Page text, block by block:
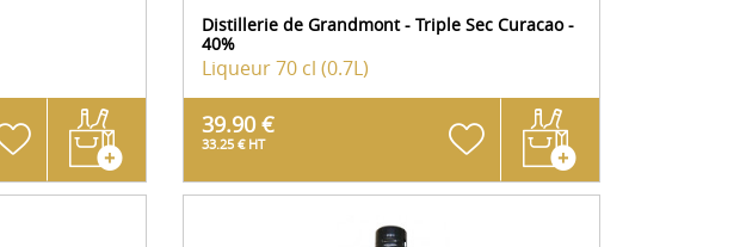
Distillerie de Grandmont - Triple Sec Curacao -
40%
Liqueur70 cl (0.7L)
39.90 €
33.25 € HT